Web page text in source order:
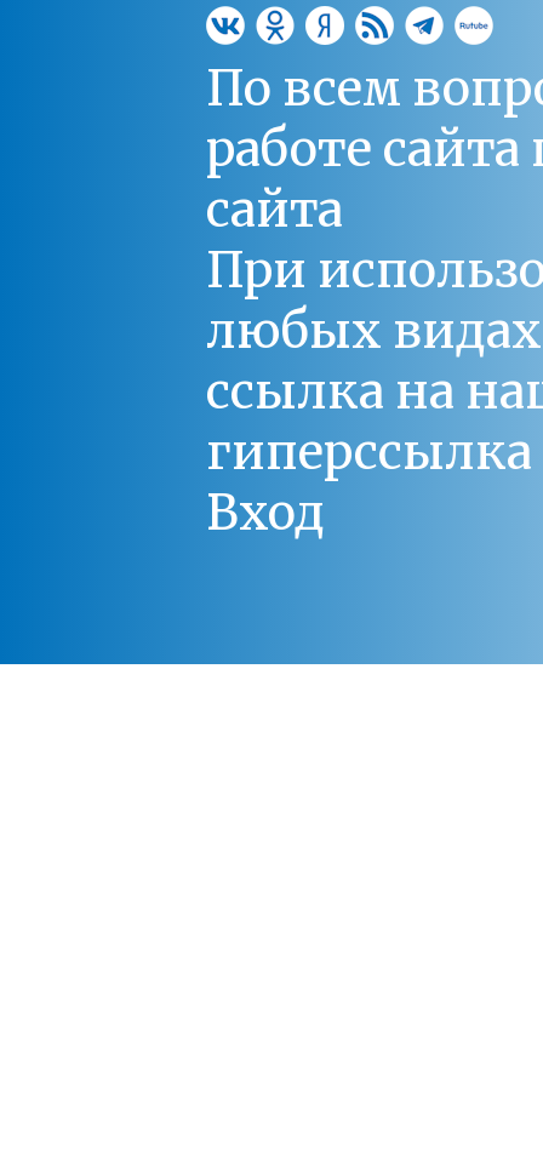
По всем
работе
сайта
При
любых
ссылка на
Вход